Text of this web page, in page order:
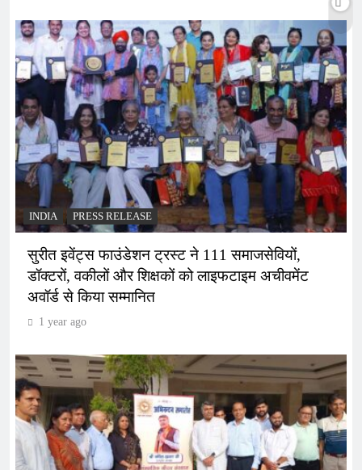
INDIA PRESS RELEASE
सुरीत इवेंट्स फाउंडेशन ट्रस्ट ने 111 समाजसेवियों,
डॉक्टरों, वकीलों और शिक्षकों को लाइफटाइम अचीवमेंट
अवॉर्ड से किया सम्मानित
1 year ago